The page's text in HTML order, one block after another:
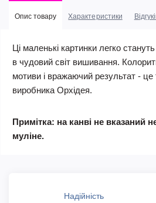
Опис товару Характеристики
Ці маленькі картинки легко
в чудовий світ вишивання.
мотиви і вражаючий результат - це
виробника Орхідея.
Примітка: на канві не вказаний
муліне.
Надійність